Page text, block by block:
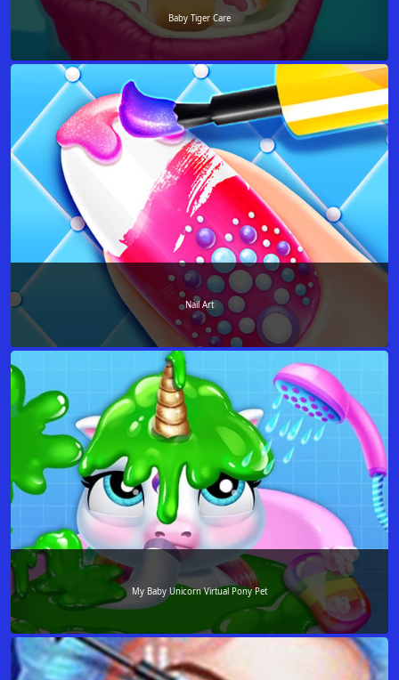
Baby Tiger Care
Nail Art
My Baby Unicorn Virtual Pony Pet